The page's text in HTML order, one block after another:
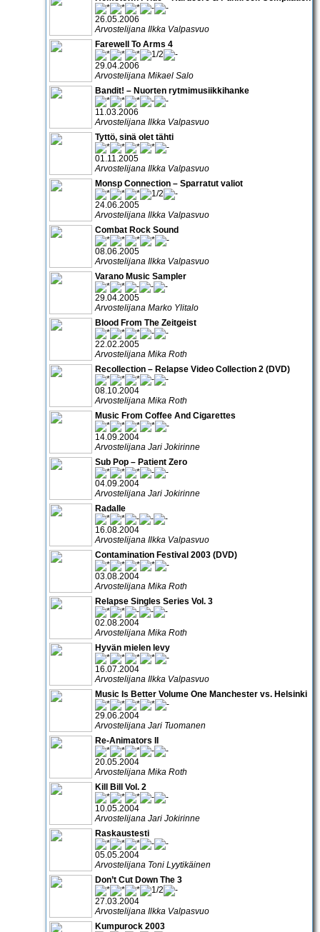
26.05.2006
Arvostelijana Ilkka Valpasvuo
Farewell To Arms 4
29.04.2006
Arvostelijana Mikael Salo
Bandit! – Nuorten rytmimusiikkihanke
11.03.2006
Arvostelijana Ilkka Valpasvuo
Tyttö, sinä olet tähti
01.11.2005
Arvostelijana Ilkka Valpasvuo
Monsp Connection – Sparratut valiot
24.06.2005
Arvostelijana Ilkka Valpasvuo
Combat Rock Sound
08.06.2005
Arvostelijana Ilkka Valpasvuo
Varano Music Sampler
29.04.2005
Arvostelijana Marko Ylitalo
Blood From The Zeitgeist
22.02.2005
Arvostelijana Mika Roth
Recollection – Relapse Video Collection 2 (DVD)
08.10.2004
Arvostelijana Mika Roth
Music From Coffee And Cigarettes
14.09.2004
Arvostelijana Jari Jokirinne
Sub Pop – Patient Zero
04.09.2004
Arvostelijana Jari Jokirinne
Radalle
16.08.2004
Arvostelijana Ilkka Valpasvuo
Contamination Festival 2003 (DVD)
03.08.2004
Arvostelijana Mika Roth
Relapse Singles Series Vol. 3
02.08.2004
Arvostelijana Mika Roth
Hyvän mielen levy
16.07.2004
Arvostelijana Ilkka Valpasvuo
Music Is Better Volume One Manchester vs. Helsinki
29.06.2004
Arvostelijana Jari Tuomanen
Re-Animators II
20.05.2004
Arvostelijana Mika Roth
Kill Bill Vol. 2
10.05.2004
Arvostelijana Jari Jokirinne
Raskaustesti
05.05.2004
Arvostelijana Toni Lyytikäinen
Don’t Cut Down The 3
27.03.2004
Arvostelijana Ilkka Valpasvuo
Kumpurock 2003